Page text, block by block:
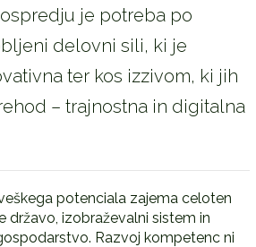
je potreba po
delovni sili, ki je
ter kos izzivom, ki jih
– trajnostna in digitalna
potenciala zajema celoten
državo, izobraževalni sistem in
Razvoj kompetenc ni